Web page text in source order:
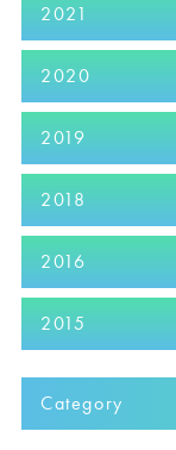
2021
2020
2019
2018
2016
2015
Category